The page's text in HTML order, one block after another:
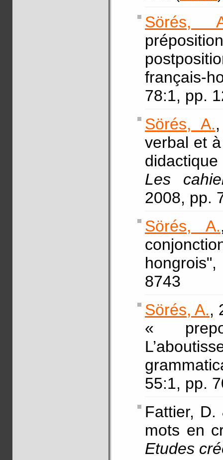
Sörés,
français-
78:1, pp.
Sörés, A.
verbal et
Les
2008, pp.
Sörés, A.
8743
Sörés, A.,
«
55:1, pp.
Fattier,
mots en
Etudes